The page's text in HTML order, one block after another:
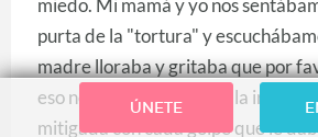
miedo. Mi mamá y yo nos
purta de la "tortura" y
madre lloraba y gritaba que por
eso no pasaba hasta que la ira de
mitigada con cada golpe que le
ÚNETE